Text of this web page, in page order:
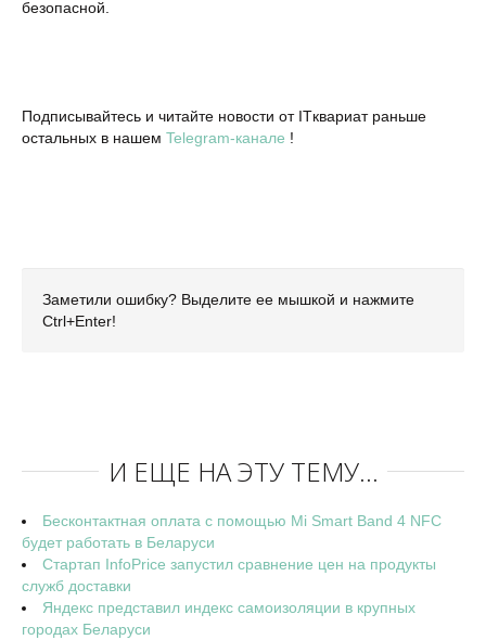
безопасной.
Подписывайтесь и читайте новости от ITквариат раньше
остальных в нашем Telegram-канале !
Заметили ошибку? Выделите ее мышкой и нажмите
Ctrl+Enter!
И ЕЩЕ НА ЭТУ ТЕМУ...
Бесконтактная оплата с помощью Mi Smart Band 4 NFC
будет работать в Беларуси
Стартап InfoPrice запустил сравнение цен на продукты
служб доставки
Яндекс представил индекс самоизоляции в крупных
городах Беларуси